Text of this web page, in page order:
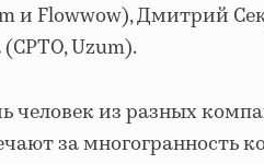
и Flowwow), Дмитрий
Uzum).
человек из разных
за многогранность